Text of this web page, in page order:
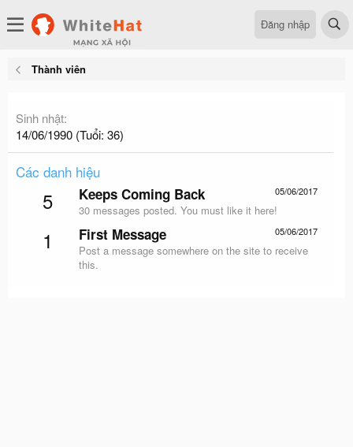
Đăng nhập
Thành viên
Sinh nhật
14/06/1990 (Tuổi: 36)
Các danh hiệu
5 05/06/2017
Keeps Coming Back
30 messages posted. You must like it here!
1 05/06/2017
First Message
Post a message somewhere on the site to receive
this.